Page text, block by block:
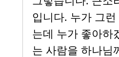
입니다. 누가 그
는데 누가 좋아하
는 사람을 하나님